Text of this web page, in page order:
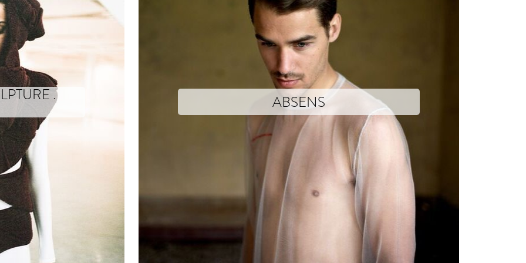
.
craftsmanship. Welcome to the pantheon of the first Hautes Sculptures à Porter Xavier Brisoux has developed. This is the coming together of
ABSENS
la collection été 2010 de xavier brisoux décline une fois de plus le principe du paradoxe cher au